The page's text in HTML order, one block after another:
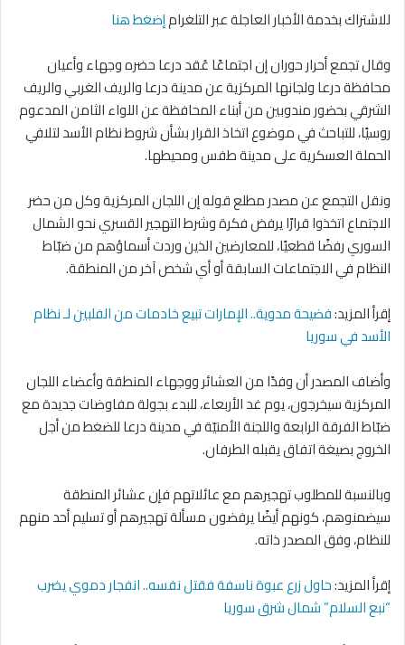
للاشتراك بخدمة الأخبار العاجلة عبر التلغرامإضغط هنا
وقال تجمع أحرار حوران إن اجتماعًا عُقد درعا حضره وجهاء وأعيان
محافظة درعا ولجانها المركزية عن مدينة درعا والريف الغربي والريف
الشرقي بحضور مندوبين من أبناء المحافظة عن اللواء الثامن المدعوم
روسيًا، للتباحث في موضوع اتخاذ القرار بشأن شروط نظام الأسد لتلافي
الحملة العسكرية على مدينة طفس ومحيطها.
ونقل التجمع عن مصدر مطلع قوله إن اللجان المركزية وكل من حضر
الاجتماع اتخذوا قرارًا يرفض فكرة وشرط التهجير القسري نحو الشمال
السوري رفضًا قطعيًا، للمعارضين الذين وردت أسماؤهم من ضبّاط
النظام في الاجتماعات السابقة أو أي شخص آخر من المنطقة.
إقرأ المزيد:فضيحة مدوية.. الإمارات تبيع خادمات من الفلبين لـ نظام
الأسد في سوريا
وأضاف المصدر أن وفدًا من العشائر ووجهاء المنطقة وأعضاء اللجان
المركزية سيخرجون، يوم غد الأربعاء، للبدء بجولة مفاوضات جديدة مع
ضبّاط الفرقة الرابعة واللجنة الأمنيّة في مدينة درعا للضغط من أجل
الخروج بصيغة اتفاق يقبله الطرفان.
وبالنسبة للمطلوب تهجيرهم مع عائلاتهم فإن عشائر المنطقة
سيضمنوهم، كونهم أيضًا يرفضون مسألة تهجيرهم أو تسليم أحد منهم
للنظام، وفق المصدر ذاته.
إقرأ المزيد:حاول زرع عبوة ناسفة فقتل نفسه.. انفجار دموي يضرب
“نبع السلام” شمال شرق سوريا